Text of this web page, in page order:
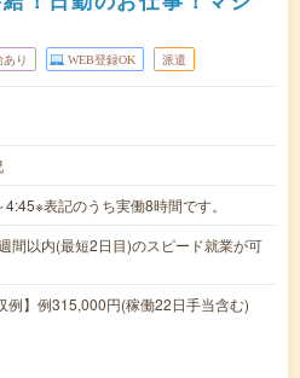
り WEB登録OK 派遣
表記のうち実働8時間です。
間以内(最短2日目)のスピード就業が可
】例315,000円(稼働22日手当含む)